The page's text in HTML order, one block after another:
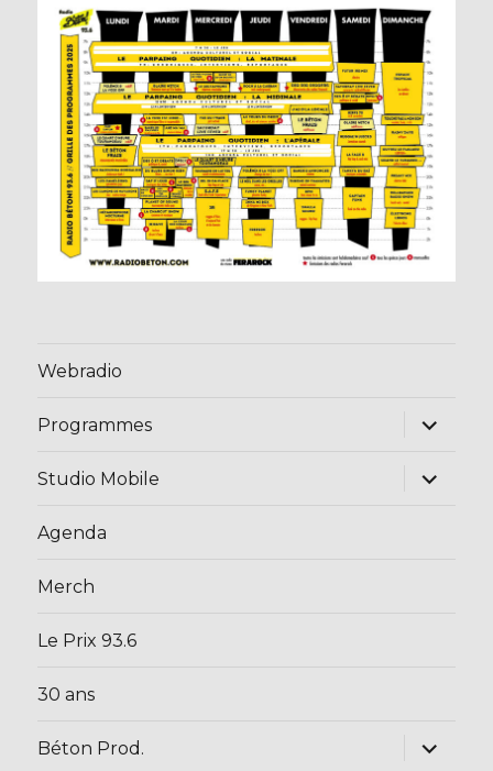
Webradio
Programmes
ouvrir
menu
Studio Mobile
ouvrir
Agenda
Merch
Le Prix 93.6
30 ans
Béton Prod.
ouvrir